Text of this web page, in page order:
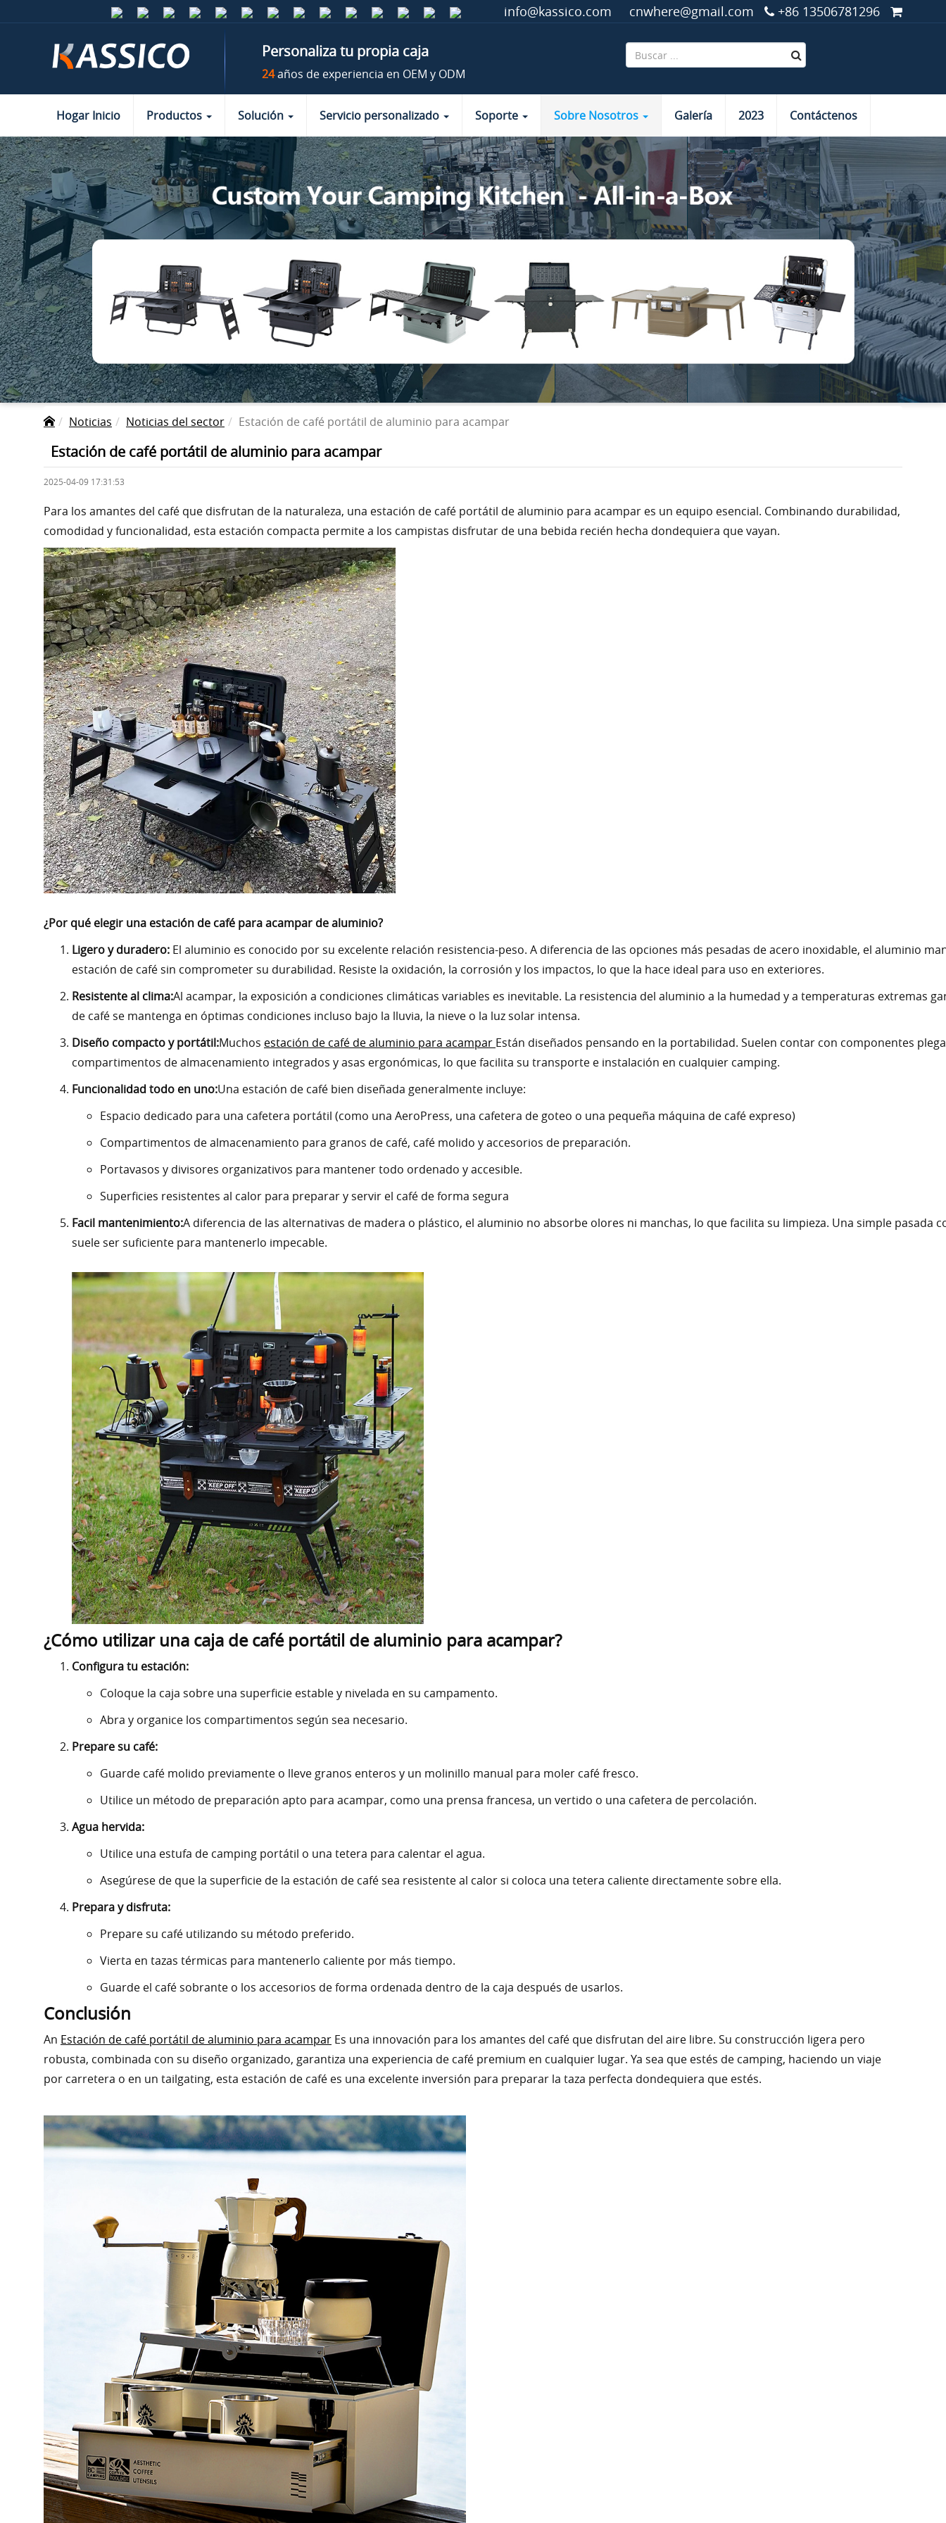
info@kassico.com cnwhere@gmail.com +86 13506781296
Personaliza tu propia caja
24años de experiencia en OEM y ODM
Hogar Inicio Productos Solución Servicio personalizado Soporte Sobre Nosotros Galería 2023 Contáctenos
Noticias Noticias del sector Estación de café portátil de aluminio para acampar
Estación de café portátil de aluminio para acampar
2025-04-09 17:31:53
Para los amantes del café que disfrutan de la naturaleza, una estación de café portátil de aluminio para acampar es un equipo esencial. Combinando durabilidad,
comodidad y funcionalidad, esta estación compacta permite a los campistas disfrutar de una bebida recién hecha dondequiera que vayan.
¿Por qué elegir una estación de café para acampar de aluminio?
Ligero y duradero: El aluminio es conocido por su excelente relación resistencia-peso. A diferencia de las opciones más pesadas de acero inoxidable, el aluminio
estación de café sin comprometer su durabilidad. Resiste la oxidación, la corrosión y los impactos, lo que la hace ideal para uso en exteriores.
Resistente al clima:Al acampar, la exposición a condiciones climáticas variables es inevitable. La resistencia del aluminio a la humedad y a temperaturas extremas
de café se mantenga en óptimas condiciones incluso bajo la lluvia, la nieve o la luz solar intensa.
Diseño compacto y portátil:Muchos estación de café de aluminio para acampar Están diseñados pensando en la portabilidad. Suelen contar con componentes
compartimentos de almacenamiento integrados y asas ergonómicas, lo que facilita su transporte e instalación en cualquier camping.
Funcionalidad todo en uno:Una estación de café bien diseñada generalmente incluye:
Espacio dedicado para una cafetera portátil (como una AeroPress, una cafetera de goteo o una pequeña máquina de café expreso)
Compartimentos de almacenamiento para granos de café, café molido y accesorios de preparación.
Portavasos y divisores organizativos para mantener todo ordenado y accesible.
Superficies resistentes al calor para preparar y servir el café de forma segura
Facil mantenimiento:A diferencia de las alternativas de madera o plástico, el aluminio no absorbe olores ni manchas, lo que facilita su limpieza. Una simple pasada
suele ser suficiente para mantenerlo impecable.
¿Cómo utilizar una caja de café portátil de aluminio para acampar?
Configura tu estación:
Coloque la caja sobre una superficie estable y nivelada en su campamento.
Abra y organice los compartimentos según sea necesario.
Prepare su café:
Guarde café molido previamente o lleve granos enteros y un molinillo manual para moler café fresco.
Utilice un método de preparación apto para acampar, como una prensa francesa, un vertido o una cafetera de percolación.
Agua hervida:
Utilice una estufa de camping portátil o una tetera para calentar el agua.
Asegúrese de que la superficie de la estación de café sea resistente al calor si coloca una tetera caliente directamente sobre ella.
Prepara y disfruta:
Prepare su café utilizando su método preferido.
Vierta en tazas térmicas para mantenerlo caliente por más tiempo.
Guarde el café sobrante o los accesorios de forma ordenada dentro de la caja después de usarlos.
Conclusión
An Estación de café portátil de aluminio para acampar Es una innovación para los amantes del café que disfrutan del aire libre. Su construcción ligera pero
robusta, combinada con su diseño organizado, garantiza una experiencia de café premium en cualquier lugar. Ya sea que estés de camping, haciendo un viaje
por carretera o en un tailgating, esta estación de café es una excelente inversión para preparar la taza perfecta dondequiera que estés.